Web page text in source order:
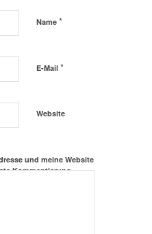
Name *
E-Mail *
Website
und meine Website
Kommentierung